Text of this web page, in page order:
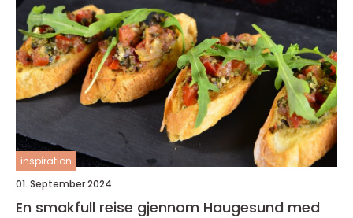
inspiration
01. September 2024
En smakfull reise gjennom Haugesund med